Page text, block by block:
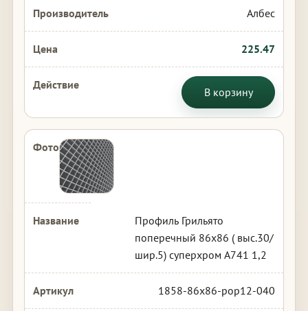
Албес
225.47
В корзину
Профиль Грильято
поперечный 86х86 ( выс.30/
шир.5) суперхром А741 1,2
1858-86x86-pop12-040